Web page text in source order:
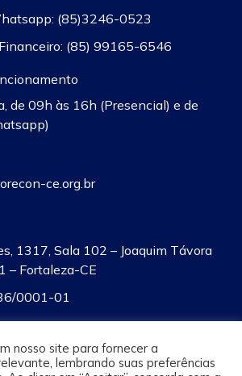
(85)3246-0523
(85) 99165-6546
de 09h às 16h (Presencial) e de
ce.org.br
1317, Sala 102 – Joaquim Távora
– Fortaleza-CE
0001-01
nosso site para fornecer a
lembrando suas preferências